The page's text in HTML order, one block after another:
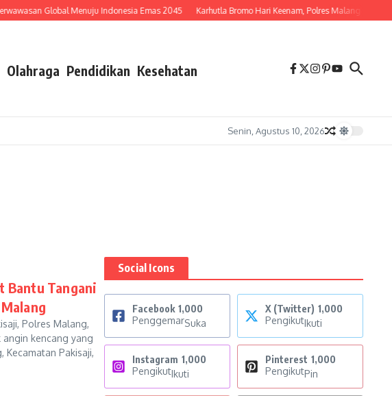
Global Menuju Indonesia Emas 2045 Karhutla Bromo Hari Keenam, Polres Malang Pastikan
Olahraga Pendidikan Kesehatan
Senin, Agustus 10, 2026
Bantu Tangani
Polres Malang,
kencang yang
Kecamatan Pakisaji,
Social Icons
Facebook 1,000
PenggemarSuka
X (Twitter) 1,000
PengikutIkuti
Instagram 1,000
PengikutIkuti
Pinterest 1,000
PengikutPin